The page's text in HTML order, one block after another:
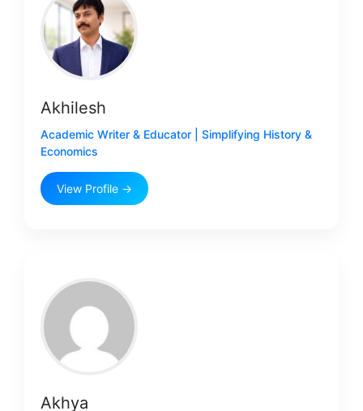
Akhilesh
Academic Writer & Educator | Simplifying History &
Economics
View Profile →
Akhya